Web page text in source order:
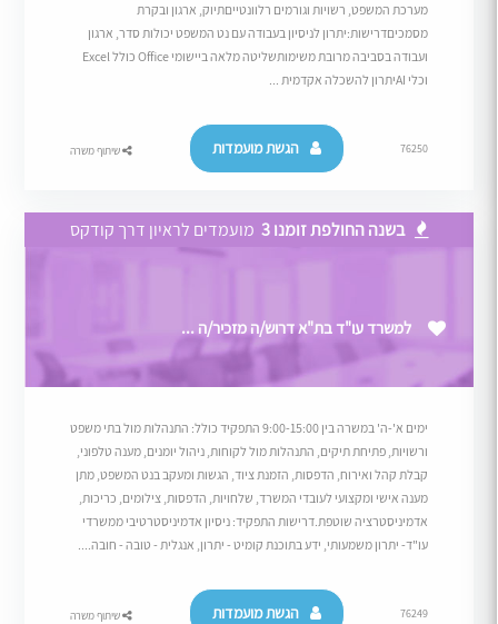
מערכת המשפט, רשויות וגורמים רלוונטייםתיוק, ארגון ובקרת
מסמכיםדרישות:יתרון לניסיון בעבודה עם נט המשפט יכולות סדר, ארגון
ועבודה בסביבה מרובת משימותשליטה מלאה ביישומי Office כולל Excel
וכלי AIיתרון להשכלה אקדמית ...
76250 הגשת מועמדות שיתוף משרה
בשנה החולפת זומנו 3 מועמדים לראיון דרך קודקס
למשרד עו"ד בת"א דרוש/ה מזכיר/ה ...
ימים א'-ה' במשרה בין 9:00-15:00 התפקיד כולל: התנהלות מול בתי משפט
ורשויות, פתיחת תיקים, התנהלות מול לקוחות, ניהול יומנים, מענה טלפוני,
קבלת קהל ואירוח, הדפסות, הזמנת ציוד, הגשות ומעקב בנט המשפט, מתן
מענה אישי ומקצועי לעובדי המשרד, שלחויות, הדפסות, צילומים, כריכות,
אדמיניסטרציה שוטפת.דרישות התפקיד: ניסיון אדמיניסטרטיבי ממשרדי
עו"ד- יתרון משמעותי, ידע בתוכנת קומיט - יתרון, אנגלית - טובה - חובה....
76249 הגשת מועמדות שיתוף משרה